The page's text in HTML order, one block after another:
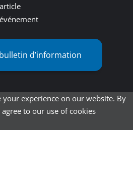
d’information
experience on our website. By
to our use of cookies